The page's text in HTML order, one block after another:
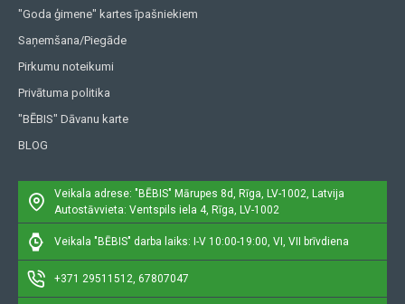
"Goda ģimene" kartes īpašniekiem
Saņemšana/Piegāde
Pirkumu noteikumi
Privātuma politika
"BĒBIS" Dāvanu karte
BLOG
Veikala adrese: "BĒBIS" Mārupes 8d, Rīga, LV-1002, Latvija
Autostāvvieta: Ventspils iela 4, Rīga, LV-1002
Veikala "BĒBIS" darba laiks: I-V 10:00-19:00, VI, VII brīvdiena
+371 29511512, 67807047